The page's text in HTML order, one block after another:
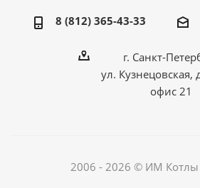
8 (812) 365-43-33
г. Санкт-
ул. Кузнецовская,
офис 21
2006 - 2026 © ИМ Котлы